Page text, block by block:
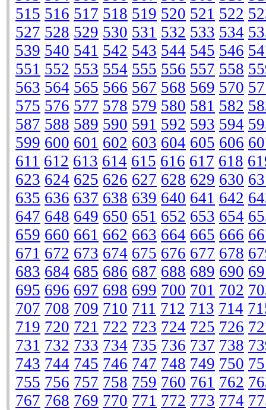
515 516 517 518 519 520 521 522
527 528 529 530 531 532 533 534
539 540 541 542 543 544 545 546
551 552 553 554 555 556 557 558
563 564 565 566 567 568 569 570
575 576 577 578 579 580 581 582
587 588 589 590 591 592 593 594
599 600 601 602 603 604 605 606
611 612 613 614 615 616 617 618
623 624 625 626 627 628 629 630
635 636 637 638 639 640 641 642
647 648 649 650 651 652 653 654
659 660 661 662 663 664 665 666
671 672 673 674 675 676 677 678
683 684 685 686 687 688 689 690
695 696 697 698 699 700 701 702
707 708 709 710 711 712 713 714
719 720 721 722 723 724 725 726
731 732 733 734 735 736 737 738
743 744 745 746 747 748 749 750
755 756 757 758 759 760 761 762
767 768 769 770 771 772 773 774